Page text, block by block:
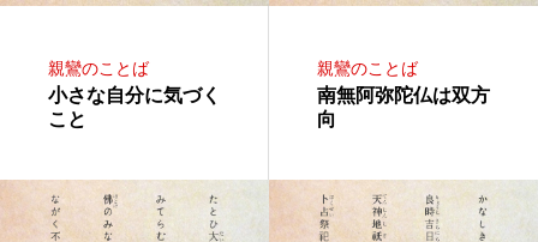
親鸞のことば
小さな自分に気づく
こと
親鸞のことば
南無阿弥陀仏は双方
向